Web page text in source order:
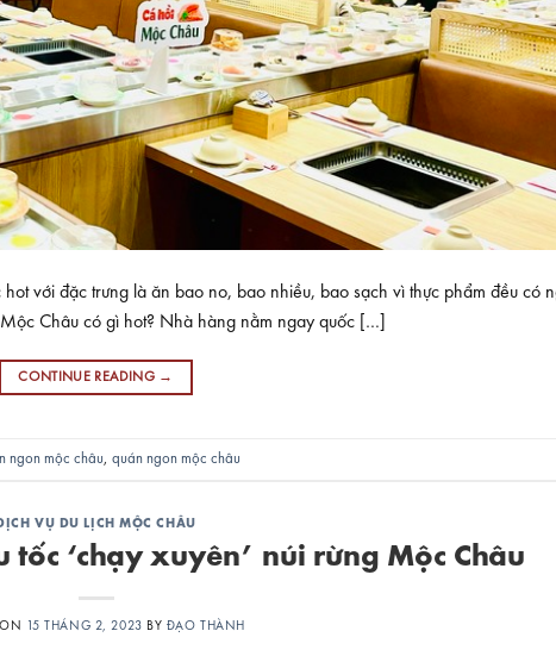
với đặc trưng là ăn bao no, bao nhiều, bao sạch vì thực phẩm đều có
Châu có gì hot? Nhà hàng nằm ngay quốc […]
CONTINUE READING →
ngon mộc châu quán ngon mộc châu
VỤ DU LỊCH MỘC CHÂU
tốc ‘chạy xuyên’ núi rừng Mộc Châu
15 THÁNG 2, 2023 BY ĐẠO THÀNH